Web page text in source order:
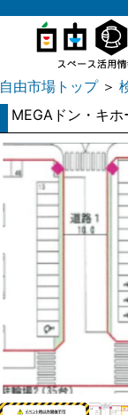
自由市場トップ＞
MEGAドン・キ